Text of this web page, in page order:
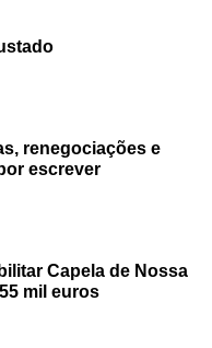
renegociações e
escrever
Capela de Nossa
mil euros